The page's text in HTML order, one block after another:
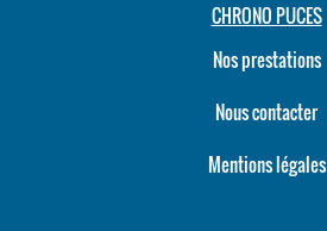
CHRONO PUCES
Nos prestations
Nous contacter
Mentions légales